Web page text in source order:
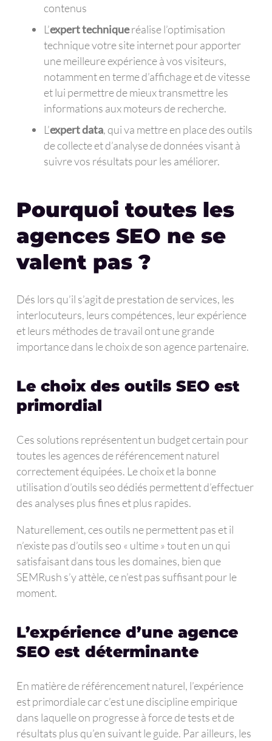
contenus
L’expert techniqueréalise l’optimisation
technique votre site internet pour apporter
une meilleure expérience à vos visiteurs,
notamment en terme d’affichage et de vitesse
et lui permettre de mieux transmettre les
informations aux moteurs de recherche.
L’expert data, qui va mettre en place des outils
de collecte et d’analyse de données visant à
suivre vos résultats pour les améliorer.
Pourquoi toutes les
agences SEO ne se
valent pas ?
Dés lors qu’il s’agit de prestation de services, les
interlocuteurs, leurs compétences, leur expérience
et leurs méthodes de travail ont une grande
importance dans le choix de son agence partenaire.
Le choix des outils SEO est
primordial
Ces solutions représentent un budget certain pour
toutes les agences de référencement naturel
correctement équipées. Le choix et la bonne
utilisation d’outils seo dédiés permettent d’effectuer
des analyses plus fines et plus rapides.
Naturellement, ces outils ne permettent pas et il
n’existe pas d’outils seo « ultime » tout en un qui
satisfaisant dans tous les domaines, bien que
SEMRush s’y attèle, ce n’est pas suffisant pour le
moment.
L’expérience d’une agence
SEO est déterminante
En matière de référencement naturel, l’expérience
est primordiale car c’est une discipline empirique
dans laquelle on progresse à force de tests et de
résultats plus qu’en suivant le guide. Par ailleurs, les